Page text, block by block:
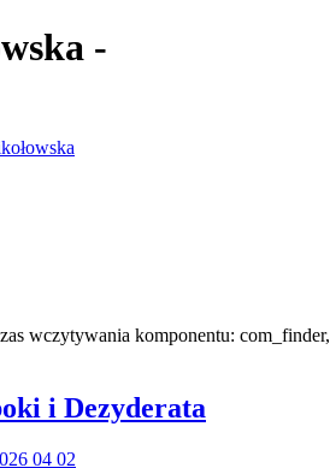
-
wczytywania komponentu: com_finder,
i Dezyderata